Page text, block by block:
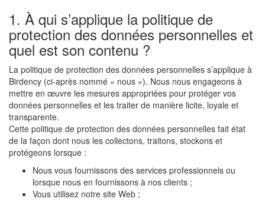
1. À qui s’applique la politique de
protection des données personnelles et
quel est son contenu ?
La politique de protection des données personnelles s’applique à
Birdency (ci-après nommé « nous »). Nous nous engageons à
mettre en œuvre les mesures appropriées pour protéger vos
données personnelles et les traiter de manière licite, loyale et
transparente.
Cette politique de protection des données personnelles fait état
de la façon dont nous les collectons, traitons, stockons et
protégeons lorsque :
Nous vous fournissons des services professionnels ou
lorsque nous en fournissons à nos clients ;
Vous utilisez notre site Web ;